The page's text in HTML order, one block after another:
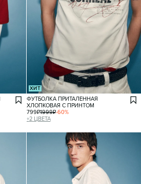
ХИТ
ФУТБОЛКА ПРИТАЛЕННАЯ
ХЛОПКОВАЯ С ПРИНТОМ
799₽1999₽-60%
+2 ЦВЕТА